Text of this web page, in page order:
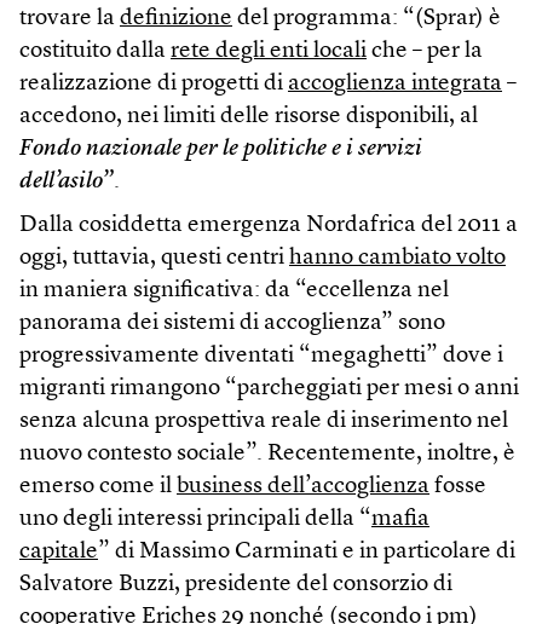
trovare la definizione del programma: “(Sprar) è
costituito dalla rete degli enti locali che – per la
realizzazione di progetti di accoglienza integrata –
accedono, nei limiti delle risorse disponibili, al
Fondo nazionale per le politiche e i servizi
dell’asilo”.
Dalla cosiddetta emergenza Nordafrica del 2011 a
oggi, tuttavia, questi centri hanno cambiato volto
in maniera significativa: da “eccellenza nel
panorama dei sistemi di accoglienza” sono
progressivamente diventati “megaghetti” dove i
migranti rimangono “parcheggiati per mesi o anni
senza alcuna prospettiva reale di inserimento nel
nuovo contesto sociale”. Recentemente, inoltre, è
emerso come il business dell’accoglienza fosse
uno degli interessi principali della “mafia
capitale” di Massimo Carminati e in particolare di
Salvatore Buzzi, presidente del consorzio di
cooperative Eriches 29 nonché (secondo i pm)